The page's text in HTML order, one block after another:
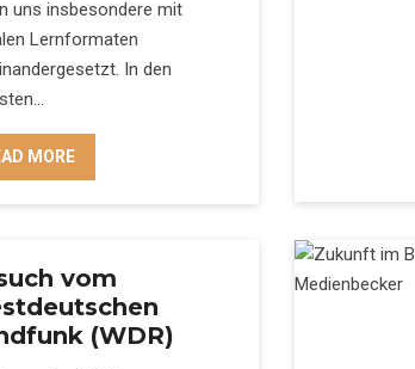
uns insbesondere mit
Lernformaten
In den
MORE
vom
(WDR)